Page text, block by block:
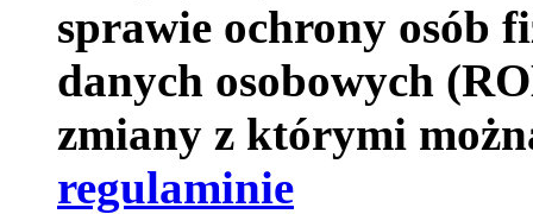
sprawie ochrony osób
danych osobowych
zmiany z którymi
regulaminie